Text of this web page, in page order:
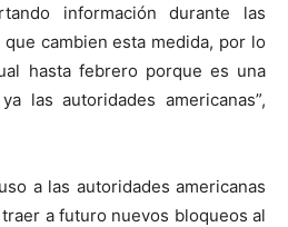
información durante las
cambien esta medida, por lo
hasta febrero porque es una
las autoridades americanas”,
a las autoridades americanas
a futuro nuevos bloqueos al